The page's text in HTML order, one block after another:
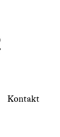
Kontakt